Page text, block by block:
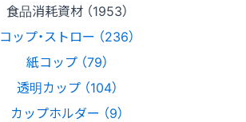
食品消耗資材 （1953）
コップ・ストロー （236）
紙コップ （79）
透明カップ （104）
カップホルダー （9）